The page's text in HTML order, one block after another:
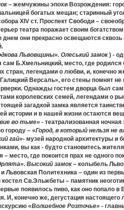
– жемчужины эпохи Возрождения:
богатых мещан; старинный
XIV ст. Проспект Свободи –
театра поражает своим
днем они прекрасно освещаются
Львовщины». Олеський замок) -
сам Б.Хмельницкий, место, где
стран, легендами о любви, и, конечно
Версаль», его стены помнят
Однажды гостем дворца был
королевских семей, легендами о
загадкой замка является
истории и в нашей жизни остаются
во тьме» - театрализованная
городу – «Город, в который нельзя не
гай»- музей народной архитектуры и
вы как - будто становитесь
– место, где покоится прах не одного
. Высокий замок– колыбель
Львовская Политехника – один из
Св.Эльжбеты – памятник
появилось пиво, как оно попало в
И, конечно же, дегустация настоящего
«Волшебное Розточье» -